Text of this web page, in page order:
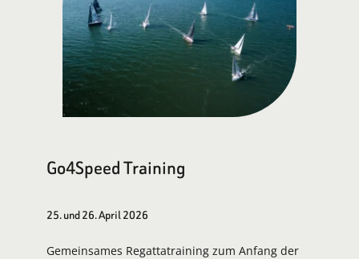
Go4Speed Training
25. und 26. April 2026
Gemeinsames Regattatraining zum Anfang der